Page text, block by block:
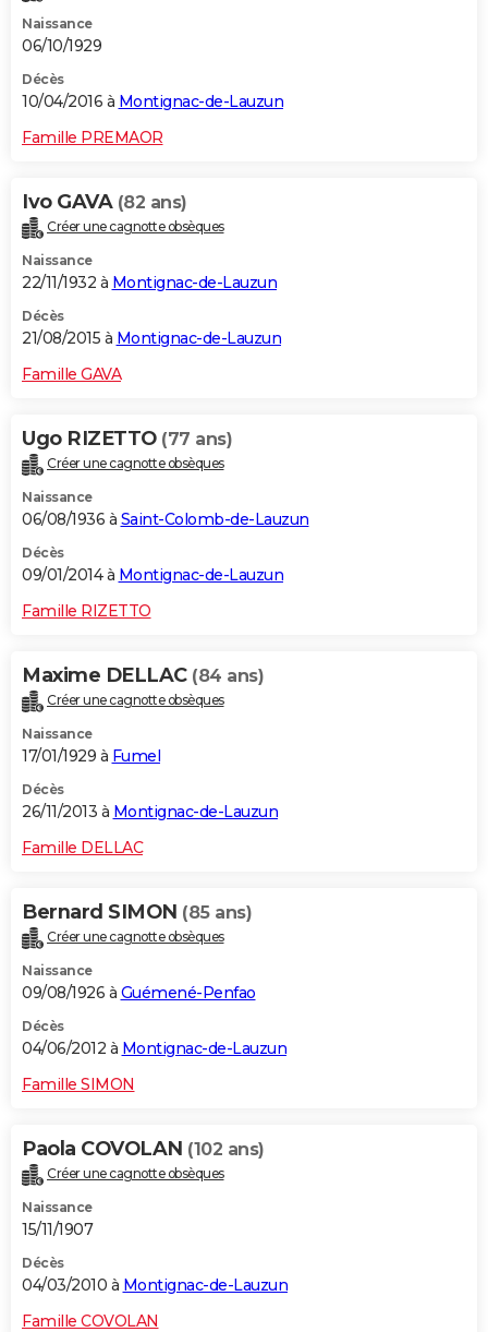
Naissance
06/10/1929
Décès
10/04/2016 à Montignac-de-Lauzun
Famille PREMAOR
Ivo GAVA (82 ans)
Créer une cagnotte obsèques
Naissance
22/11/1932 à Montignac-de-Lauzun
Décès
21/08/2015 à Montignac-de-Lauzun
Famille GAVA
Ugo RIZETTO (77 ans)
Créer une cagnotte obsèques
Naissance
06/08/1936 à Saint-Colomb-de-Lauzun
Décès
09/01/2014 à Montignac-de-Lauzun
Famille RIZETTO
Maxime DELLAC (84 ans)
Créer une cagnotte obsèques
Naissance
17/01/1929 à Fumel
Décès
26/11/2013 à Montignac-de-Lauzun
Famille DELLAC
Bernard SIMON (85 ans)
Créer une cagnotte obsèques
Naissance
09/08/1926 à Guémené-Penfao
Décès
04/06/2012 à Montignac-de-Lauzun
Famille SIMON
Paola COVOLAN (102 ans)
Créer une cagnotte obsèques
Naissance
15/11/1907
Décès
04/03/2010 à Montignac-de-Lauzun
Famille COVOLAN